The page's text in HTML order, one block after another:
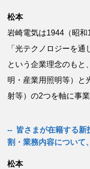
松本
岩崎電気は1944（昭和
「光テクノロジーを通
という企業理念のもと
明・産業用照明等）と
射等）の2つを軸に事
皆さまが在籍する新
割・業務内容について
松本